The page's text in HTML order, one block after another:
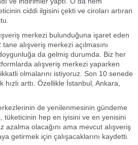
ciddi ilgisini çekti ve ciroları artıran
merkezi bulunduğuna işaret eden
alışveriş merkezi açılmasını
da gelmiş durumda. Biz her
alışveriş merkezi yaparken
olmalarını istiyoruz. Son 10 senede
hızlı arttı. Özellikle İstanbul, Ankara,
de yenilenmesinin gündeme
tüketicinin hep en iyisini ve en yenisini
azalma olacağını ama mevcut alışveriş
getirmek için çalışacaklarını kaydetti.